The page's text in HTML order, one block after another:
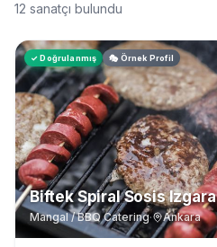
12 sanatçı bulundu
✓ Doğrulanmış 🎭 Örnek Profil
Biftek Spiral Sosis Izgara
Mangal / BBQ Catering· Ankara